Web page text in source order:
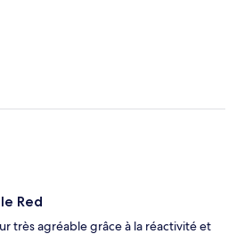
Red
très agréable grâce à la réactivité et